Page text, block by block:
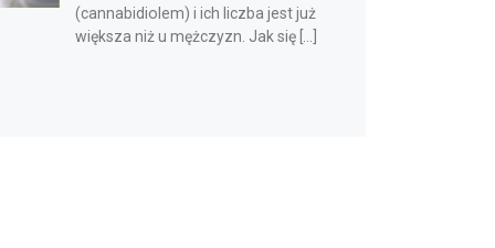
(cannabidiolem) i ich liczba jest już
większa niż u mężczyzn. Jak się […]